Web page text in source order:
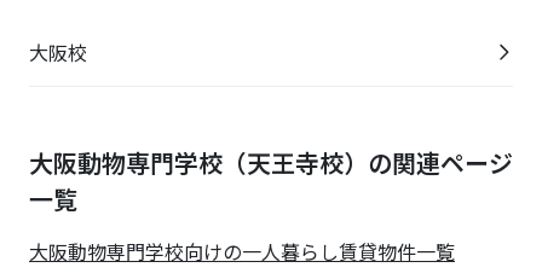
大阪校
大阪動物専門学校（天王寺校）の関連ページ
一覧
大阪動物専門学校向けの一人暮らし賃貸物件一覧